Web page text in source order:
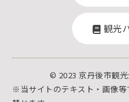
観光
© 2023 京丹後市観
※当サイトのテキスト・画像